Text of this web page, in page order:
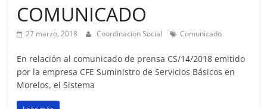
C
:.
Sistema
de
COMUNICADO
27 marzo, 2018 Coordinacion Social Comunicado
En relación al comunicado de prensa CS/14/2018 emitido
por la empresa CFE Suministro de Servicios Básicos en
Morelos, el Sistema